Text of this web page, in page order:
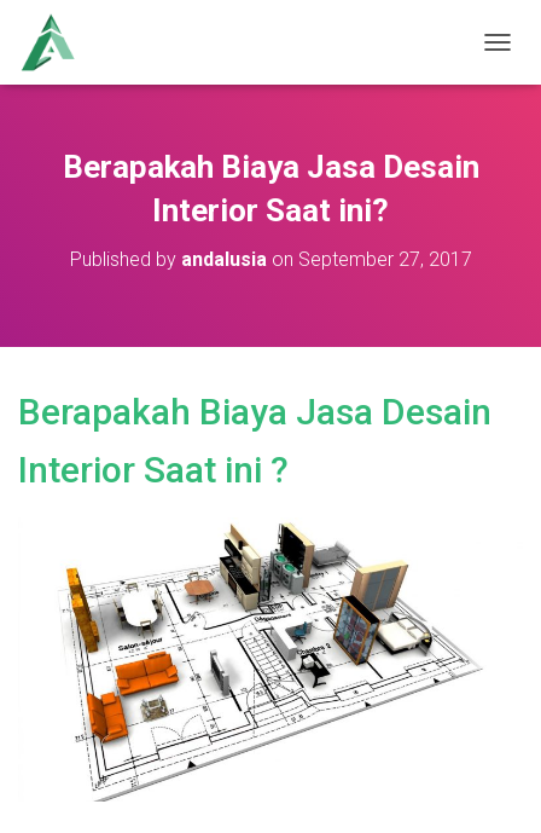
O
Berapakah Biaya Jasa Desain
Interior Saat ini?
Published by andalusiaon September 27, 2017
Berapakah Biaya Jasa Desain
Interior Saat ini ?